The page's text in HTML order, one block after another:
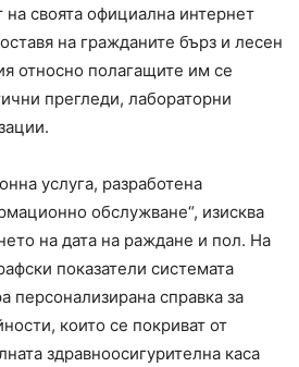
своята официална интернет
на гражданите бърз и лесен
относно полагащите им се
прегледи, лабораторни
услуга, разработена
обслужване“, изисква
на дата на раждане и пол. На
показатели системата
персонализирана справка за
които се покриват от
здравноосигурителна каса